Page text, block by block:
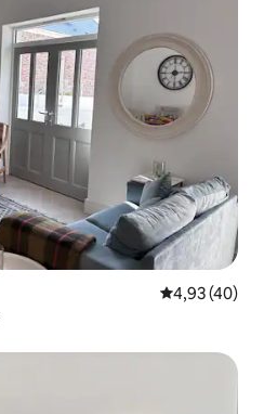
Évaluation
4,93 (40)